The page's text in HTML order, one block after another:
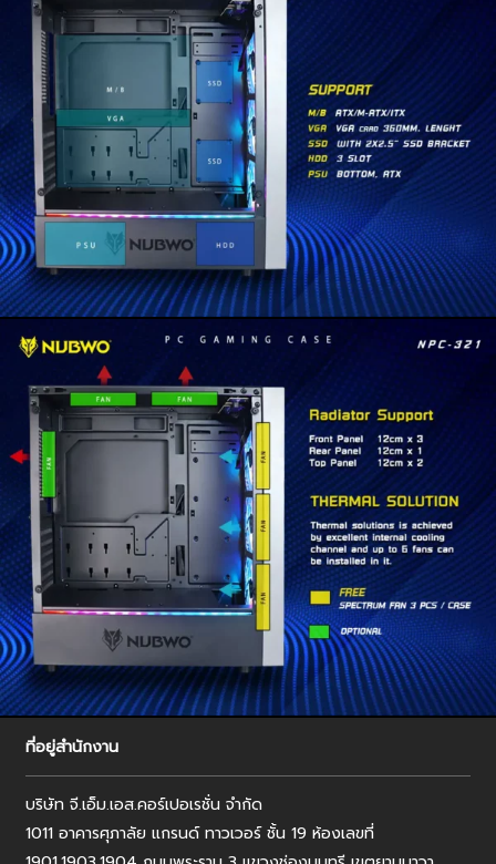
ที่อยู่สำนักงาน
บริษัท จี.เอ็ม.เอส.คอร์เปอเรชั่น จำกัด
1011 อาคารศุภาลัย แกรนด์ ทาวเวอร์ ชั้น 19 ห้องเลขที่